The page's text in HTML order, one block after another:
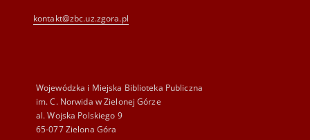
kontakt@zbc.uz.zgora.pl
Wojewódzka i Miejska Biblioteka Publiczna
im. C. Norwida w Zielonej Górze
al. Wojska Polskiego 9
65-077 Zielona Góra